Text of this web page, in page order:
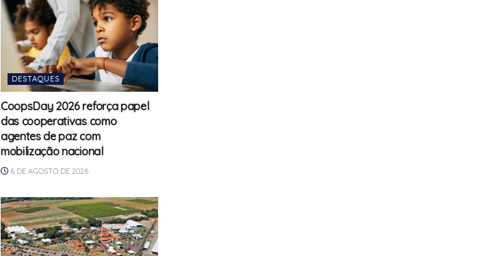
DESTAQUES
CoopsDay 2026 reforça papel
das cooperativas como
agentes de paz com
mobilização nacional
6 DE AGOSTO DE 2026